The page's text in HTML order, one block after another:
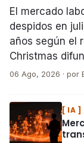
El mercado
despidos en
años según el
Christmas
06 Ago, 2026 · por
Más
IA